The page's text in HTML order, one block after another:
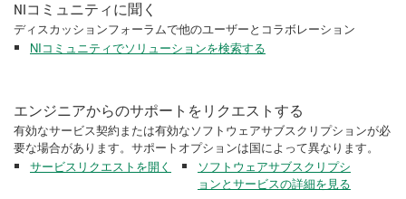
NIコミュニティに聞く
ディスカッションフォーラムで他のユーザーとコラボレーション
NIコミュニティでソリューションを検索する
エンジニアからのサポートをリクエストする
有効なサービス契約または有効なソフトウェアサブスクリプションが必
要な場合があります。サポートオプションは国によって異なります。
サービスリクエストを開く
ソフトウェアサブスクリプシ
ョンとサービスの詳細を見る